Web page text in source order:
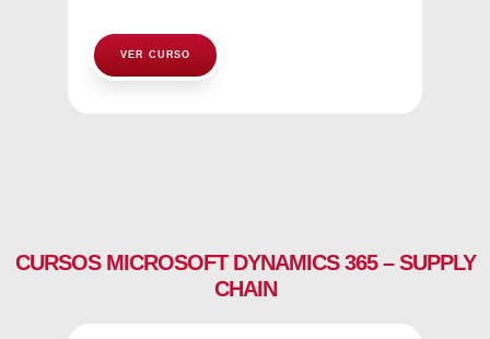
VER CURSO
CURSOS MICROSOFT DYNAMICS 365 – SUPPLY
CHAIN